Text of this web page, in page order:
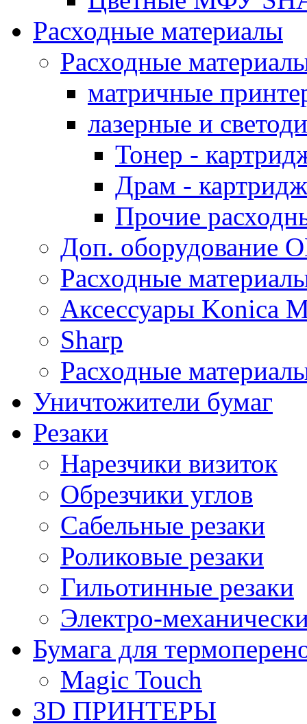
Расходные материалы
Расходные
матричные
лазерные и
Тонер -
Драм -
Прочие
Доп. оборудование
Расходные
Аксессуары Konica
Sharp
Расходные
Уничтожители бумаг
Резаки
Нарезчики визиток
Обрезчики углов
Сабельные резаки
Роликовые резаки
Гильотинные резаки
Электро-
Бумага для
Magic Touch
3D ПРИНТЕРЫ